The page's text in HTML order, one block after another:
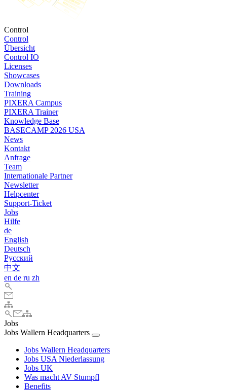
Control
Control
Übersicht
Control IO
Licenses
Showcases
Downloads
Training
PIXERA Campus
PIXERA Trainer
Knowledge Base
BASECAMP 2026 USA
News
Kontakt
Anfrage
Team
Internationale Partner
Newsletter
Helpcenter
Support-Ticket
Jobs
Hilfe
de
English
Deutsch
Pусский
中文
en de ru zh
Jobs
Jobs Wallern Headquarters
Jobs Wallern Headquarters
Jobs USA Niederlassung
Jobs UK
Was macht AV Stumpfl
Benefits